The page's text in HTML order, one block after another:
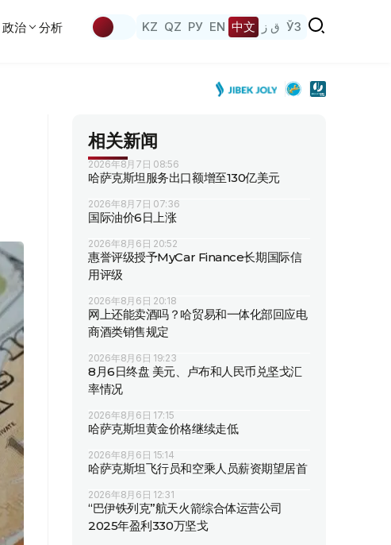
政治 分析 KZ QZ РУ EN 中文 ق ز ЎЗ
相关新闻
2026年8月7日 08:56
哈萨克斯坦服务出口额增至130亿美元
2026年8月7日 07:36
国际油价6日上涨
2026年8月6日 20:52
惠誉评级授予MyCar Finance长期国际信
用评级
2026年8月6日 20:18
网上还能卖酒吗？哈贸易和一体化部回应电
商酒类销售规定
2026年8月6日 19:23
8月6日终盘 美元、卢布和人民币兑坚戈汇
率情况
2026年8月6日 17:15
哈萨克斯坦黄金价格继续走低
2026年8月6日 15:14
哈萨克斯坦飞行员和空乘人员薪资期望居首
2026年8月6日 12:31
“巴伊铁列克”航天火箭综合体运营公司
2025年盈利330万坚戈